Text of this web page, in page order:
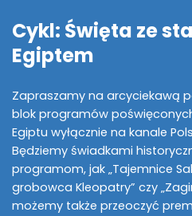
Cykl: Święta ze
Egiptem
Zapraszamy na arcyciekawą
blok programów
Egiptu wyłącznie na kanale
Będziemy świadkami
programom, jak „Tajemnice
grobowca Kleopatry” czy
możemy także przeoczyć